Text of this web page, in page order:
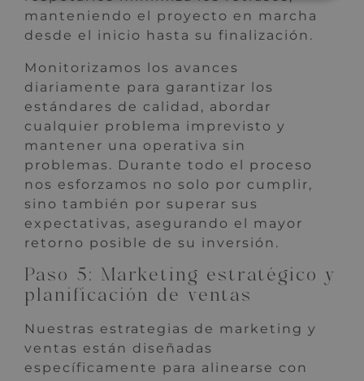
manteniendo el proyecto en marcha
desde el inicio hasta su finalización.
Monitorizamos los avances
diariamente para garantizar los
estándares de calidad, abordar
cualquier problema imprevisto y
mantener una operativa sin
problemas. Durante todo el proceso
nos esforzamos no solo por cumplir,
sino también por superar sus
expectativas, asegurando el mayor
retorno posible de su inversión.
Paso 5: Marketing estratégico y
planificación de ventas
Nuestras estrategias de marketing y
ventas están diseñadas
específicamente para alinearse con